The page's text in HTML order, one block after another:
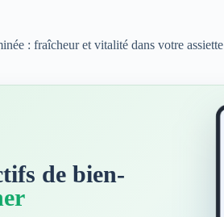
: fraîcheur et vitalité dans votre assiette
de bien-